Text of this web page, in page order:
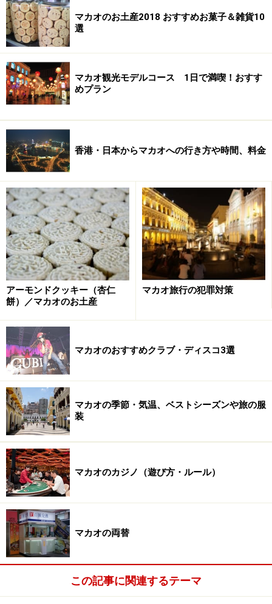
参考までに、目安となるチケット価格をご紹介します。
シルク・ドゥ・ソレイユ「ZAiA（ザイア）」：VIP
席1280パタカ／A席880パタカ／B席680パタカ／C席
380パタカ
ブ・ダンシング・ウォーター」
／A席788パタカ／B席588パタカ／C席388パタカ
香港・台湾系アーティスト：約300～1000パタカ
（中心価格帯は500パタカ前後）
クラシックコンサート：無料～500パタカ（中心価
格帯は200パタカ前後）
（※価格は一般の大人料金を基準にしています。）
話題のショーのご紹介＞＞「ハウス・オブ・ダンシン
グ・ウォーター 」
モータースポーツの祭典「マカオグランプリ」も毎年開催！
上記では演劇と音楽を中心にご紹介しましたが、スポー
ツ（バレーボール、卓球、テニス、ゴルフなど）や展示
会（エキジビジョン）なども大規模なものが多く開催さ
れます。価格はイベントにより異なりますが、日本に比
べて割安な印象です。
もう一度マカオの物価をおさらいしておきましょう＞＞
マカオの物価
※記事内容は執筆時点のものです。最新の内容をご確認くださ
マカオのお土産2018 おすすめお菓子＆雑貨10
選
マカオ観光モデルコース 1日で満喫！おすす
めプラン
香港・日本からマカオへの行き方や時間、料金
アーモンドクッキー（杏仁
餅）／マカオのお土産
マカオ旅行の犯罪対策
マカオのおすすめクラブ・ディスコ3選
マカオの季節・気温、ベストシーズンや旅の服
装
マカオのカジノ（遊び方・ルール）
マカオの両替
この記事に関連するテーマ